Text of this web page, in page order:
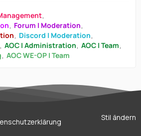
Forum | Moderation
Discord | Moderation
AOC | Administration AOC | Team
AOC WE-OP | Team
Stil ändern